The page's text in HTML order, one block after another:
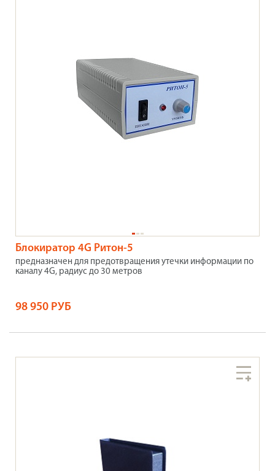
Блокиратор 4G Ритон-5
предназначен для предотвращения утечки информации по
каналу 4G, радиус до 30 метров
98 950 РУБ